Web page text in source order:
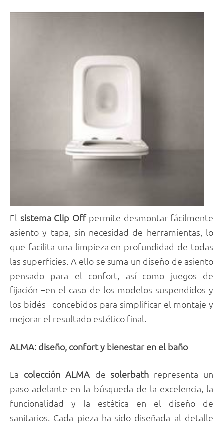
El sistema Clip Off permite desmontar fácilmente
asiento y tapa, sin necesidad de herramientas, lo
que facilita una limpieza en profundidad de todas
las superficies. A ello se suma un diseño de asiento
pensado para el confort, así como juegos de
fijación –en el caso de los modelos suspendidos y
los bidés– concebidos para simplificar el montaje y
mejorar el resultado estético final.
ALMA: diseño, confort y bienestar en el baño
La colección ALMA de solerbath representa un
paso adelante en la búsqueda de la excelencia, la
funcionalidad y la estética en el diseño de
sanitarios. Cada pieza ha sido diseñada al detalle